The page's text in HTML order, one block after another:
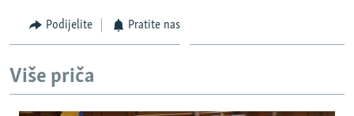
Podijelite Pratite nas
Više priča